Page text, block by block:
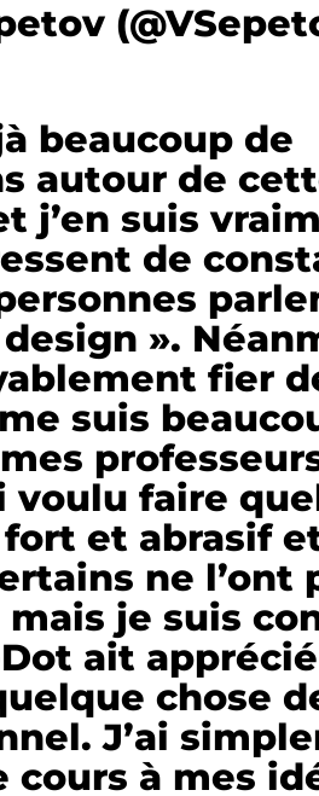
beaucoup de
autour de
j’en suis
de
».
fier
suis
voulu faire
fort et abrasif
ne l’ont
mais je suis
ait
chose
J’ai
cours à mes